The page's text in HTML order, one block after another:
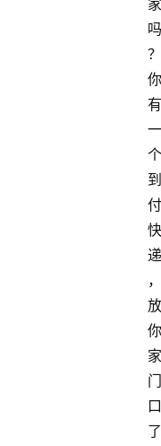
家
吗
？
你
有
一
个
到
付
快
递
，
放
你
家
门
口
了